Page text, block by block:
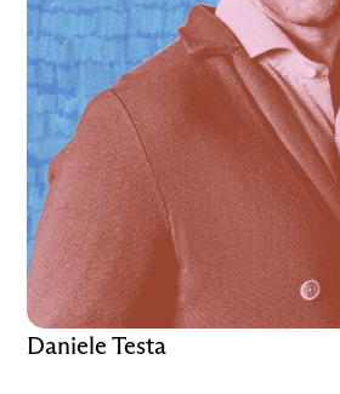
Daniele Testa